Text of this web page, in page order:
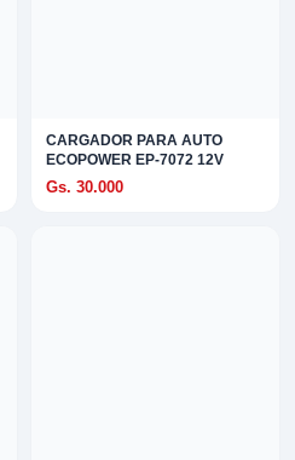
CARGADOR PARA AUTO
ECOPOWER EP-7072 12V
Gs. 30.000